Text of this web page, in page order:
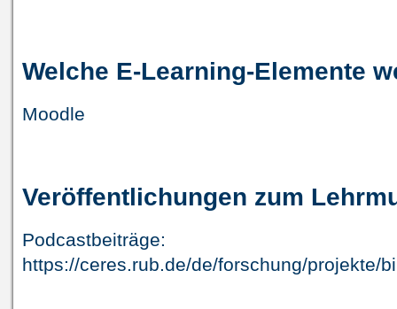
Welche E-Learning-Elemente
Moodle
Veröffentlichungen zum
Podcastbeiträge:
https://ceres.rub.de/de/forschung/projekte/